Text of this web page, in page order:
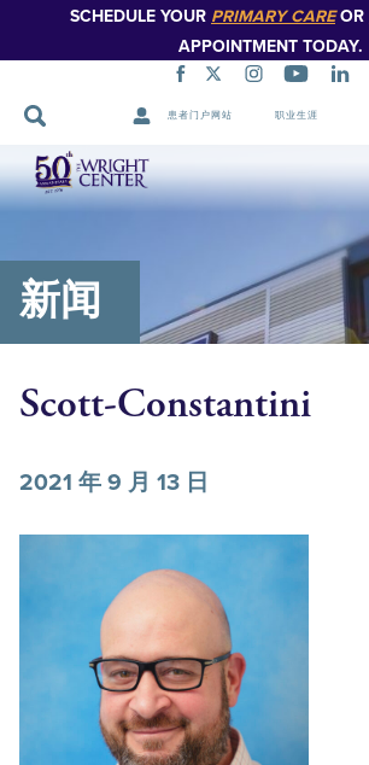
SCHEDULE YOUR PRIMARY CAREOR
APPOINTMENT TODAY.
患者门户网站 职业生涯
跳
过
导
新闻
Scott-Constantini
2021 年 9 月 13 日